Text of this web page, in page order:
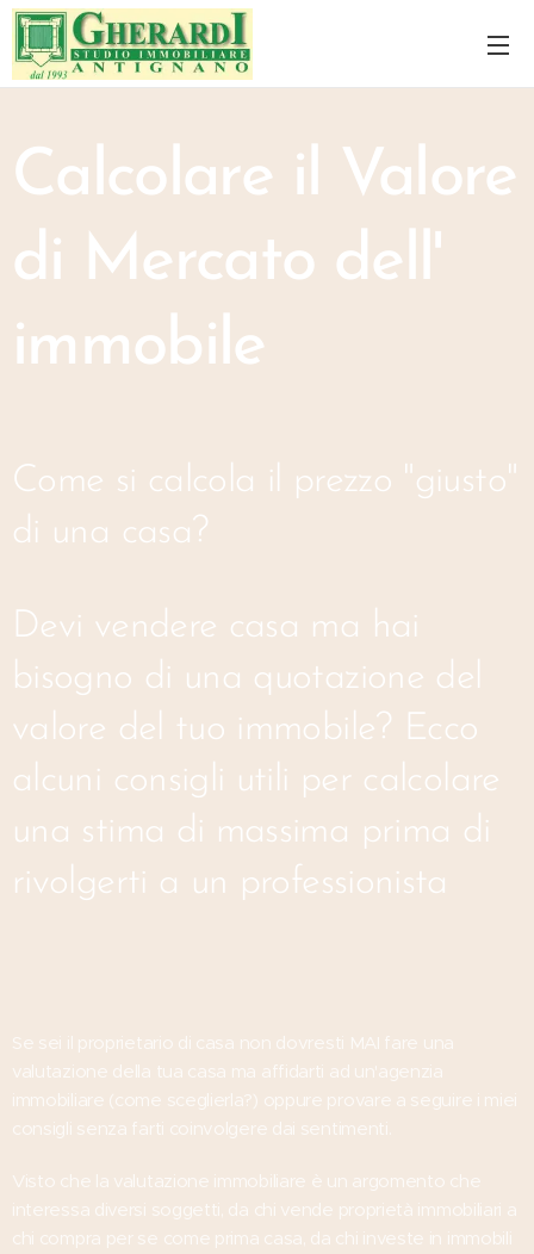
Calcolare il Valore
di Mercato dell'
immobile
Come si calcola il prezzo "giusto"
di una casa?
Devi vendere casa ma hai
bisogno di una quotazione del
valore del tuo immobile? Ecco
alcuni consigli utili per calcolare
una stima di massima prima di
rivolgerti a un professionista
Se sei il proprietario di casa non dovresti MAI fare una
valutazione della tua casa ma affidarti ad un'agenzia
immobiliare (come sceglierla?) oppure provare a seguire i miei
consigli senza farti coinvolgere dai sentimenti.
Visto che la valutazione immobiliare è un argomento che
interessa diversi soggetti, da chi vende proprietà immobiliari a
chi compra per se come prima casa, da chi investe in immobili